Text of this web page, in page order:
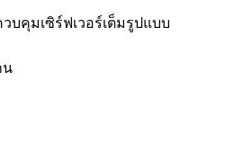
บคุมเซิร์ฟเวอร์เต็มรูปแบบ
น